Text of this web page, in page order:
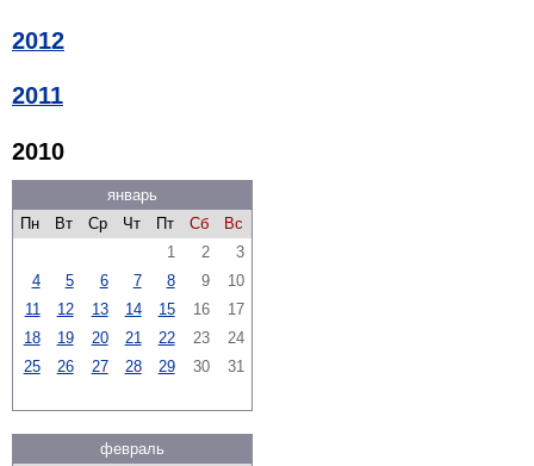
2012
2011
2010
январь
Пн
Вт Ср Чт Пт Сб
Вс
1
2
3
4
5 6 7 8 9
10
11
12 13 14 15 16
17
18
19 20 21 22 23
24
25
26 27 28 29 30 31
февраль